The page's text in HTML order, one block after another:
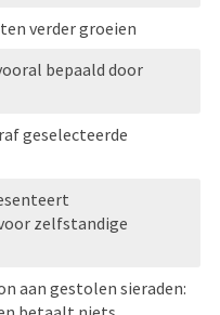
verder groeien
bepaald door
geselecteerde
zelfstandige
aan gestolen sieraden: